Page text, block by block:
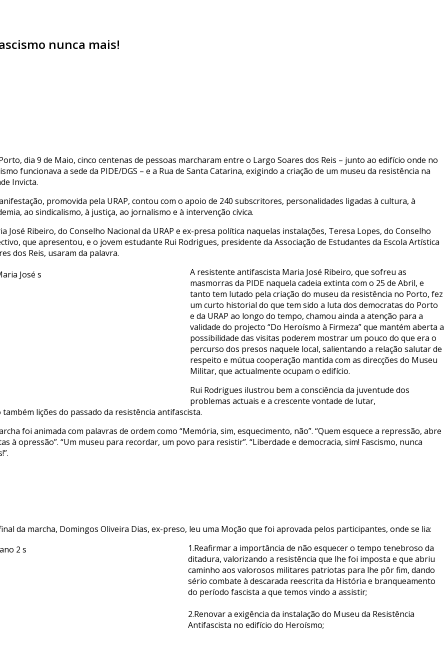
nunca mais!
dia 9 de Maio, cinco centenas de pessoas marcharam entre o Largo Soares dos Reis – junto ao edifício onde no
funcionava a sede da PIDE/DGS – e a Rua de Santa Catarina, exigindo a criação de um museu da resistência na
Invicta.
promovida pela URAP, contou com o apoio de 240 subscritores, personalidades ligadas à cultura, à
ao sindicalismo, à justiça, ao jornalismo e à intervenção cívica.
José Ribeiro, do Conselho Nacional da URAP e ex-presa política naquelas instalações, Teresa Lopes, do Conselho
que apresentou, e o jovem estudante Rui Rodrigues, presidente da Associação de Estudantes da Escola Artística
dos Reis, usaram da palavra.
A resistente antifascista Maria José Ribeiro, que sofreu as
masmorras da PIDE naquela cadeia extinta com o 25 de Abril, e
tanto tem lutado pela criação do museu da resistência no Porto, fez
um curto historial do que tem sido a luta dos democratas do Porto
e da URAP ao longo do tempo, chamou ainda a atenção para a
validade do projecto “Do Heroísmo à Firmeza” que mantém aberta a
possibilidade das visitas poderem mostrar um pouco do que era o
percurso dos presos naquele local, salientando a relação salutar de
respeito e mútua cooperação mantida com as direcções do Museu
Militar, que actualmente ocupam o edifício.
Rui Rodrigues ilustrou bem a consciência da juventude dos
problemas actuais e a crescente vontade de lutar,
lições do passado da resistência antifascista.
foi animada com palavras de ordem como “Memória, sim, esquecimento, não”. “Quem esquece a repressão, abre
à opressão”. “Um museu para recordar, um povo para resistir”. “Liberdade e democracia, sim! Fascismo, nunca
da marcha, Domingos Oliveira Dias, ex-preso, leu uma Moção que foi aprovada pelos participantes, onde se lia:
1.Reafirmar a importância de não esquecer o tempo tenebroso da
ditadura, valorizando a resistência que lhe foi imposta e que abriu
caminho aos valorosos militares patriotas para lhe pôr fim, dando
sério combate à descarada reescrita da História e branqueamento
do período fascista a que temos vindo a assistir;
2.Renovar a exigência da instalação do Museu da Resistência
Antifascista no edifício do Heroísmo;